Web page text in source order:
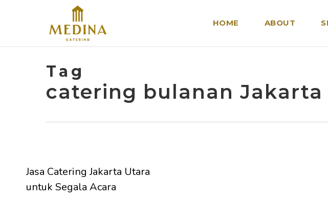
HOME ABOUT
Tag
catering bulanan Jakarta
Jasa Catering Jakarta Utara
untuk Segala Acara